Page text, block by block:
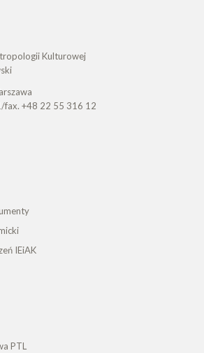
Kulturowej
fax. +48 22 55 316 12
IEiAK
PTL